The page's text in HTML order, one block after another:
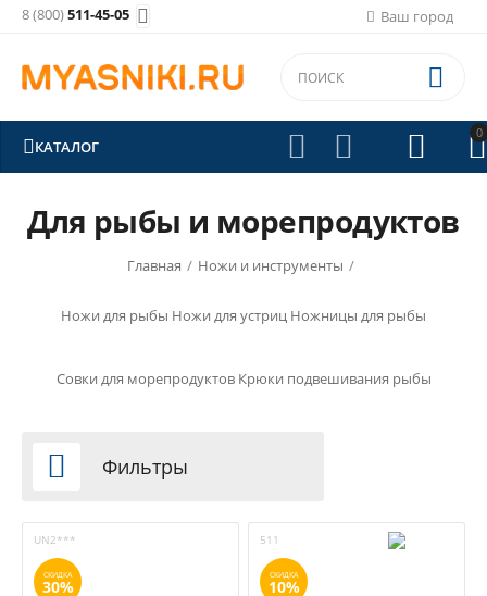
Ваш город
8 (800)511-45-05 
0


 

КАТАЛОГ
Для рыбы и морепродуктов
Главная / Ножи и инструменты /
Ножи для рыбы Ножи для устриц Ножницы для рыбы
Совки для морепродуктов Крюки подвешивания рыбы
 Фильтры
UN2***
СКИДКА
30%
511
СКИДКА
10%